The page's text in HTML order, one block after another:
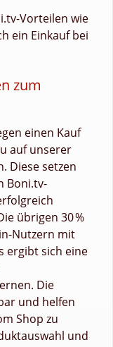
Vorteilen wie
ein Einkauf bei
zum
einen Kauf
auf unserer
Diese setzen
Boni.tv-
übrigen 30 %
Nutzern mit
ergibt sich eine
Die
und helfen
Shop zu
und